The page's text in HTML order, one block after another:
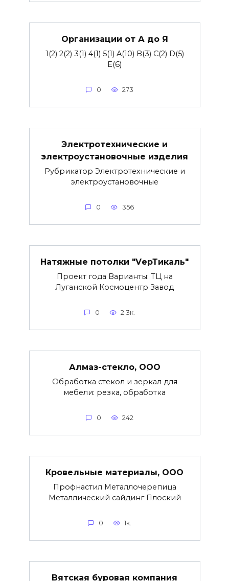
Организации от А до Я
1(2) 2(2) 3(1) 4(1) 5(1) A(10) B(3) C(2) D(5)
E(6)
0 273
Электротехнические и
электроустановочные изделия
Рубрикатор Электротехнические и
электроустановочные
0 356
Натяжные потолки "VерТикаль"
Проект года Варианты: ТЦ на
Луганской Космоцентр Завод
0 2.3к.
Алмаз-стекло, ООО
Обработка стекол и зеркал для
мебели: резка, обработка
0 242
Кровельные материалы, ООО
Профнастил Металлочерепица
Металлический сайдинг Плоский
0 1к.
Вятская буровая компания